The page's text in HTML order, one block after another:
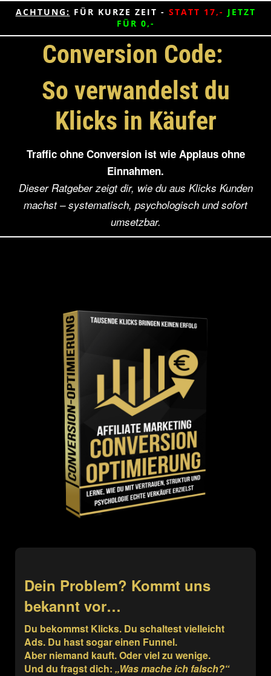
ACHTUNG: FÜR KURZE ZEIT - STATT 17,- JETZT
FÜR 0,-
Conversion Code:
So verwandelst du
Klicks in Käufer
Traffic ohne Conversion ist wie Applaus ohne
Einnahmen.
Dieser Ratgeber zeigt dir, wie du aus Klicks Kunden
machst – systematisch, psychologisch und sofort
umsetzbar.
Dein Problem? Kommt uns
bekannt vor…
Du bekommst Klicks. Du schaltest vielleicht
Ads. Du hast sogar einen Funnel.
Aber niemand kauft. Oder viel zu wenige.
Und du fragst dich: „Was mache ich falsch?“